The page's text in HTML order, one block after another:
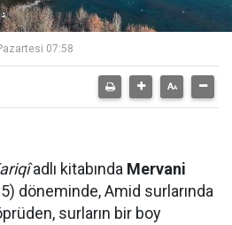
07:58
adlı kitabında Mervani
döneminde, Amid surlarında
surların bir boy